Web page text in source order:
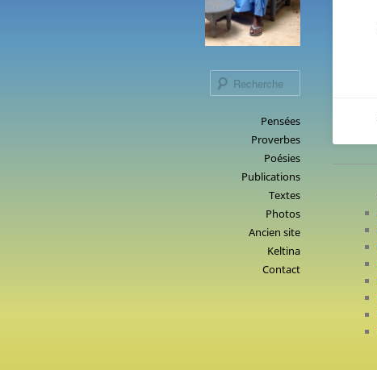
contenu
Pensées
Proverbes
Poésies
Publications
Textes
Photos
Ancien site
Keltina
Contact